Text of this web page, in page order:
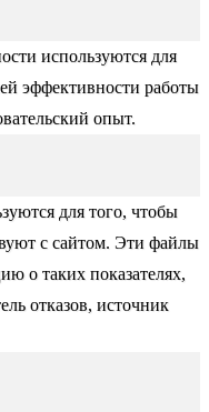
используются для
эффективности работы
опыт.
для того, чтобы
с сайтом. Эти файлы
о таких показателях,
отказов, источник